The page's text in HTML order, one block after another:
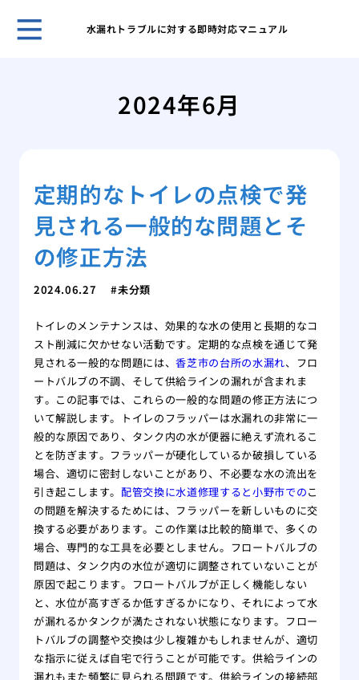
水漏れトラブルに対する即時対応マニュアル
2024年6月
定期的なトイレの点検で発
見される一般的な問題とそ
の修正方法
2024.06.27 未分類
トイレのメンテナンスは、効果的な水の使用と長期的なコ
スト削減に欠かせない活動です。定期的な点検を通じて発
見される一般的な問題には、香芝市の台所の水漏れ、フロ
ートバルブの不調、そして供給ラインの漏れが含まれま
す。この記事では、これらの一般的な問題の修正方法につ
いて解説します。トイレのフラッパーは水漏れの非常に一
般的な原因であり、タンク内の水が便器に絶えず流れるこ
とを防ぎます。フラッパーが硬化しているか破損している
場合、適切に密封しないことがあり、不必要な水の流出を
引き起こします。配管交換に水道修理すると小野市でのこ
の問題を解決するためには、フラッパーを新しいものに交
換する必要があります。この作業は比較的簡単で、多くの
場合、専門的な工具を必要としません。フロートバルブの
問題は、タンク内の水位が適切に調整されていないことが
原因で起こります。フロートバルブが正しく機能しない
と、水位が高すぎるか低すぎるかになり、それによって水
が漏れるかタンクが満たされない状態になります。フロー
トバルブの調整や交換は少し複雑かもしれませんが、適切
な指示に従えば自宅で行うことが可能です。供給ラインの
漏れもまた頻繁に見られる問題です。供給ラインの接続部